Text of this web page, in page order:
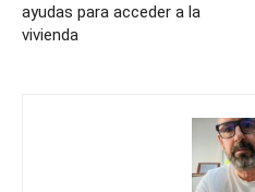
ayudas para acceder a la
vivienda